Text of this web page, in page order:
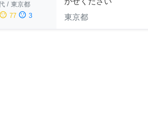
/ 東京都
sentiment_neutral 77 sentiment_dissatisfied 3
東京都